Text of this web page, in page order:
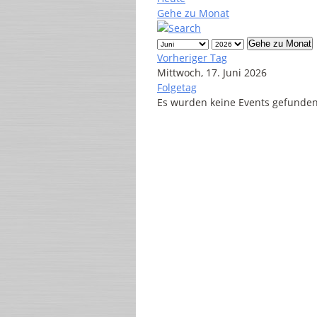
Gehe zu Monat
Gehe zu Monat
Vorheriger Tag
Mittwoch, 17. Juni 2026
Folgetag
Es wurden keine Events